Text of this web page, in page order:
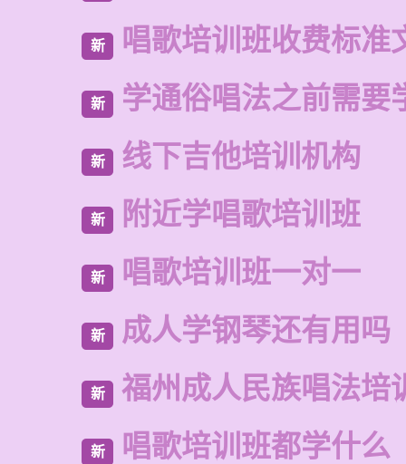
新 唱歌培训班收费标准
新 学通俗唱法之前需要
新 线下吉他培训机构
新 附近学唱歌培训班
新 唱歌培训班一对一
新 成人学钢琴还有用吗
新 福州成人民族唱法培
新 唱歌培训班都学什么